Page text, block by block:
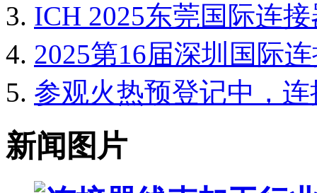
ICH 2025东莞国际连
2025第16届深圳国际
参观火热预登记中，
新闻图片